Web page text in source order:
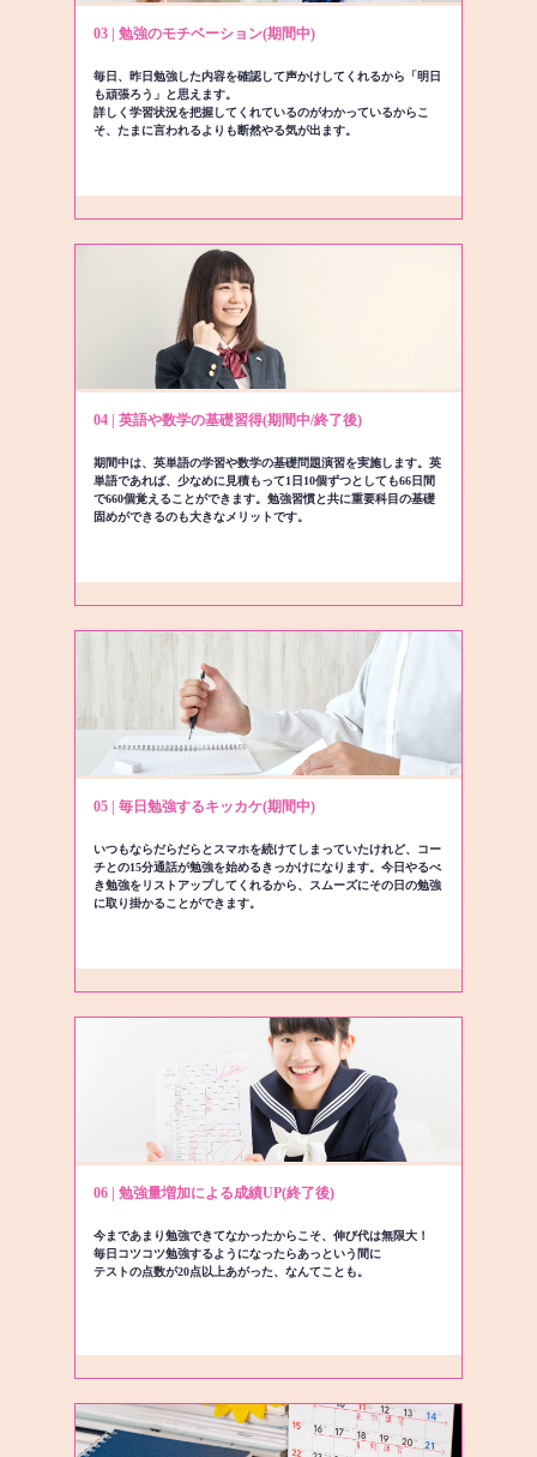
03 | 勉強のモチベーション(期間中)
毎日、昨日勉強した内容を確認して声かけしてくれるから「明日
も頑張ろう」と思えます。
詳しく学習状況を把握してくれているのがわかっているからこ
そ、たまに言われるよりも断然やる気が出ます。
04 | 英語や数学の基礎習得(期間中/終了後)
期間中は、英単語の学習や数学の基礎問題演習を実施します。英
単語であれば、少なめに見積もって1日10個ずつとしても66日間
で660個覚えることができます。勉強習慣と共に重要科目の基礎
固めができるのも大きなメリットです。
05 | 毎日勉強するキッカケ(期間中)
いつもならだらだらとスマホを続けてしまっていたけれど、コー
チとの15分通話が勉強を始めるきっかけになります。今日やるべ
き勉強をリストアップしてくれるから、スムーズにその日の勉強
に取り掛かることができます。
06 | 勉強量増加による成績UP(終了後)
今まであまり勉強できてなかったからこそ、伸び代は無限大！
毎日コツコツ勉強するようになったらあっという間に
テストの点数が20点以上あがった、なんてことも。